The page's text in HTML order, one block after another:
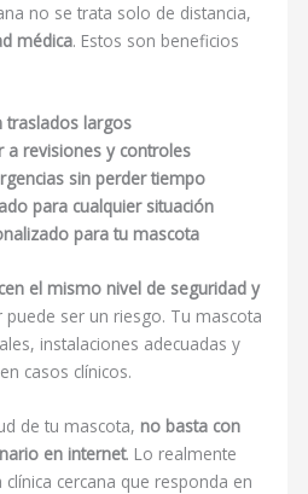
no se trata solo de distancia,
médica. Estos son beneficios
traslados largos
a revisiones y controles
sin perder tiempo
para cualquier situación
para tu mascota
el mismo nivel de seguridad y
puede ser un riesgo. Tu mascota
instalaciones adecuadas y
casos clínicos.
de tu mascota, no basta con
en internet. Lo realmente
cercana que responda en